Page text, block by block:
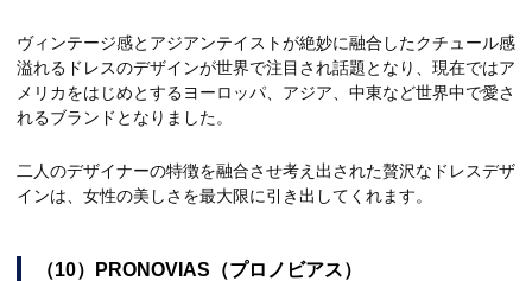
ヴィンテージ感とアジアンテイストが絶妙に融合したクチュール感
溢れるドレスのデザインが世界で注目され話題となり、現在ではア
メリカをはじめとするヨーロッパ、アジア、中東など世界中で愛さ
れるブランドとなりました。
二人のデザイナーの特徴を融合させ考え出された贅沢なドレスデザ
インは、女性の美しさを最大限に引き出してくれます。
（10）PRONOVIAS（プロノビアス）